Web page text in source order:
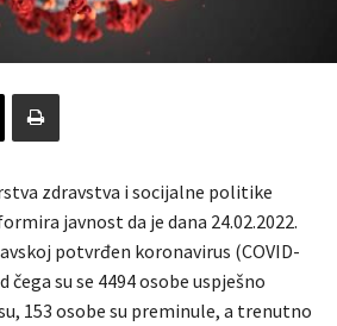
zdravstva i socijalne politike
javnost da je dana 24.02.2022.
potvrđen koronavirus (COVID-
čega su se 4494 osobe uspješno
153 osobe su preminule, a trenutno